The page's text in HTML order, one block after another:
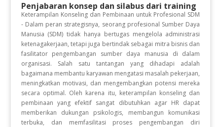
Penjabaran konsep dan silabus dari training
Keterampilan Konseling dan Pembinaan untuk Profesional SDM
- Dalam peran strategisnya, seorang profesional Sumber Daya
Manusia (SDM) tidak hanya bertugas mengelola administrasi
ketenagakerjaan, tetapi juga bertindak sebagai mitra bisnis dan
fasilitator pengembangan sumber daya manusia di dalam
organisasi. Salah satu tantangan yang dihadapi adalah
bagaimana membantu karyawan mengatasi masalah pekerjaan,
meningkatkan motivasi, dan mengembangkan potensi mereka
secara optimal. Oleh karena itu, keterampilan konseling dan
pembinaan yang efektif sangat dibutuhkan agar HR dapat
memberikan dukungan psikologis, membangun komunikasi
terbuka, dan memfasilitasi proses pengembangan diri